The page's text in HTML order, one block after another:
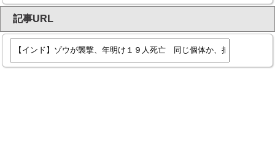
記事URL